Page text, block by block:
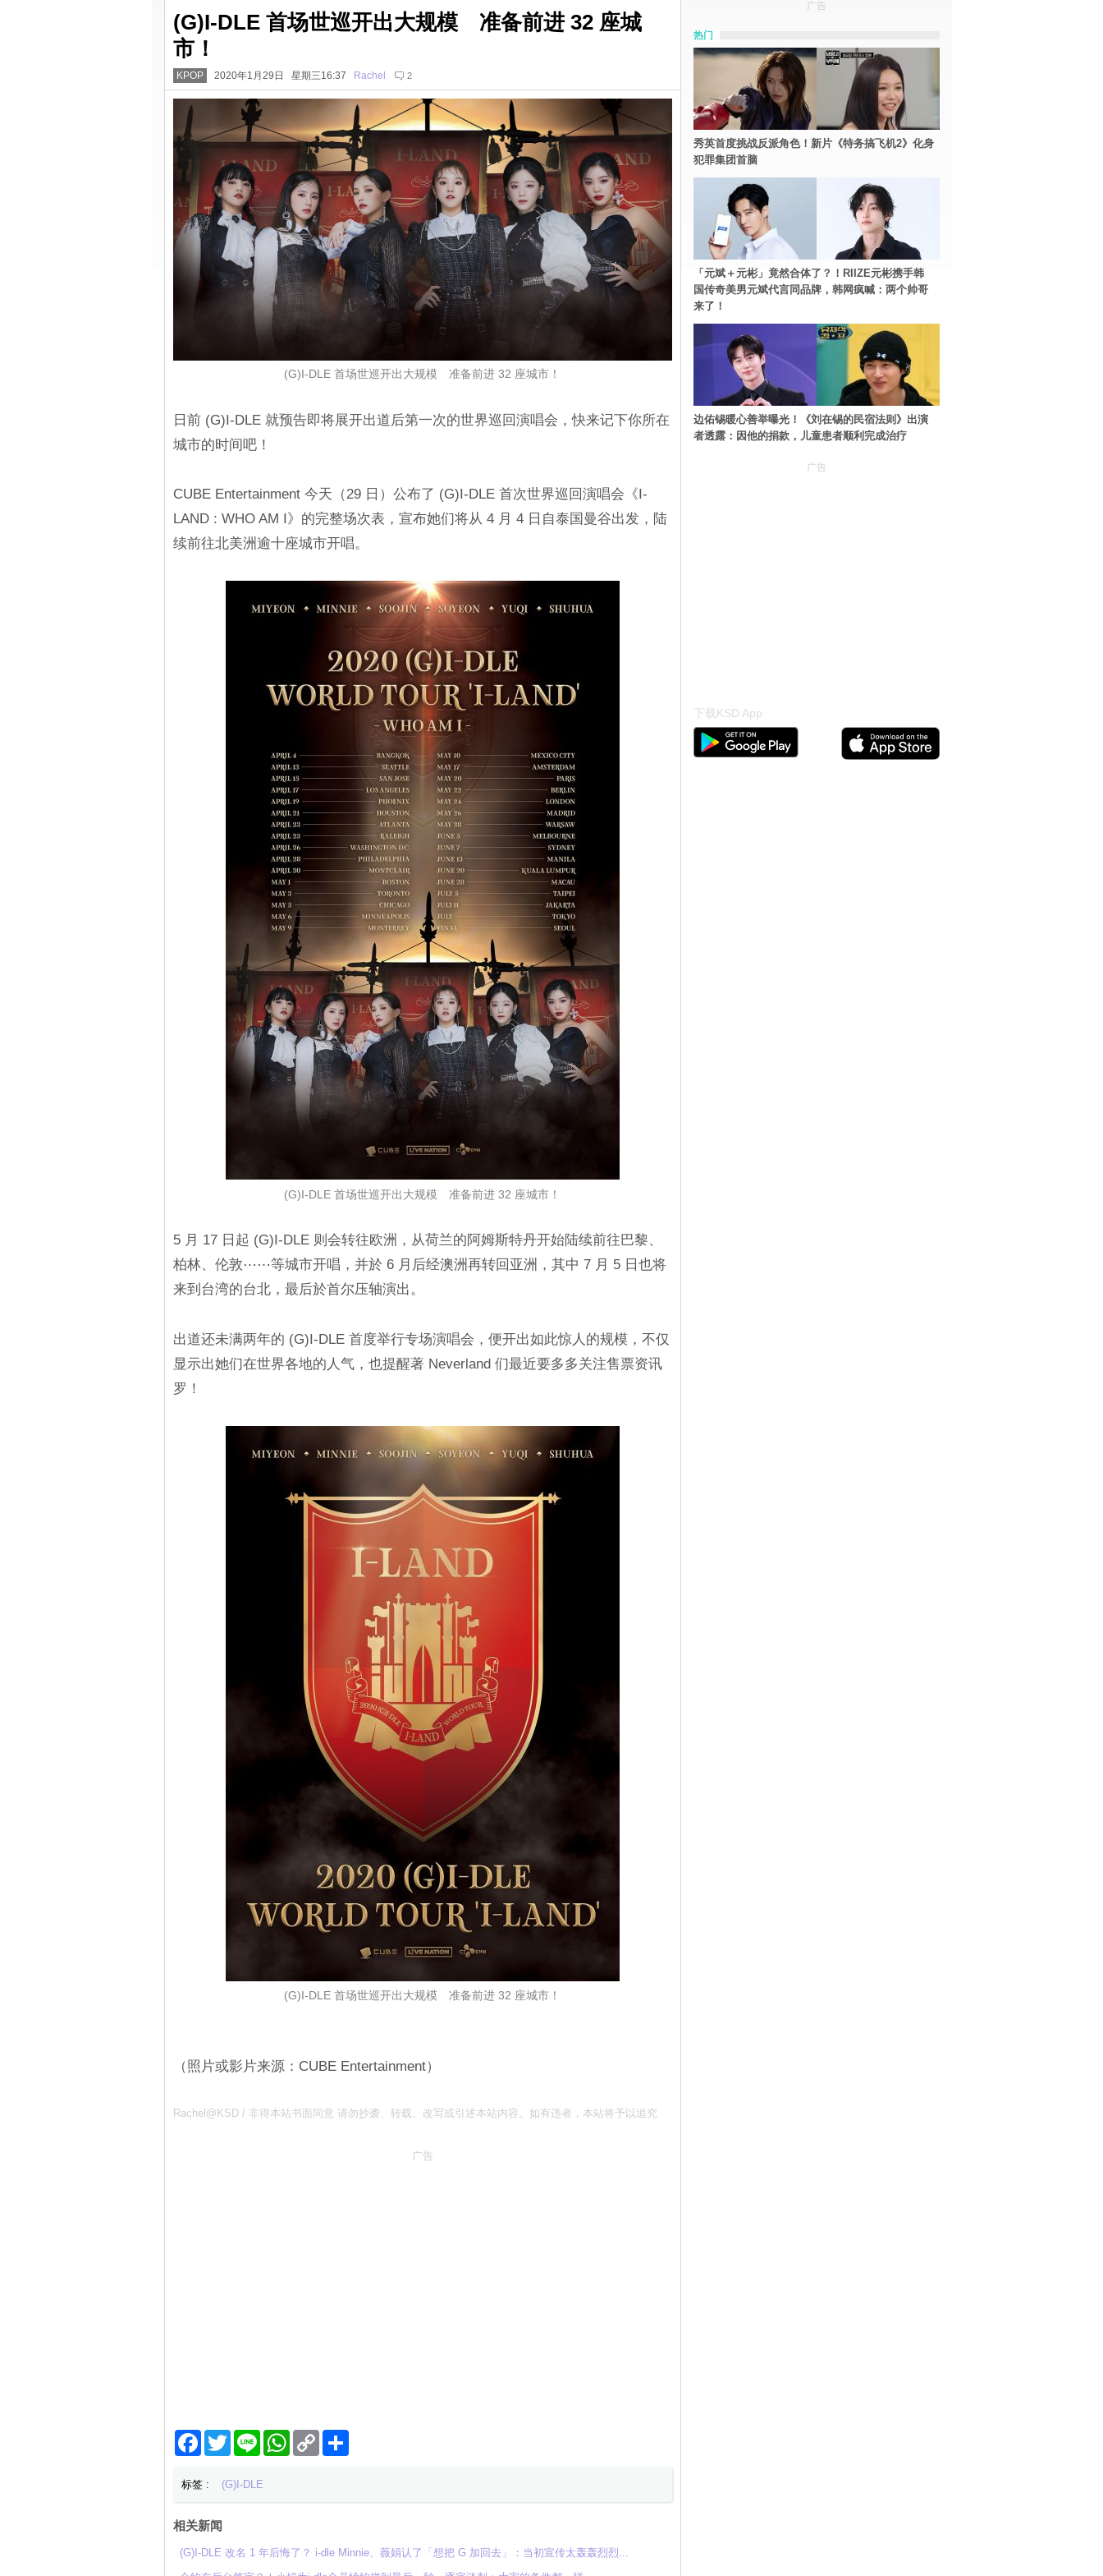
(G)I-DLE 首场世巡开出大规模 准备前进 32 座城
市！
KPOP 2020年1月29日 星期三16:37 Rachel 2
(G)I-DLE 首场世巡开出大规模 准备前进 32 座城市！
日前 (G)I-DLE 就预告即将展开出道后第一次的世界巡回演唱会，快来记下你所在
城市的时间吧！
CUBE Entertainment 今天（29 日）公布了 (G)I-DLE 首次世界巡回演唱会《I-
LAND : WHO AM I》的完整场次表，宣布她们将从 4 月 4 日自泰国曼谷出发，陆
续前往北美洲逾十座城市开唱。
(G)I-DLE 首场世巡开出大规模 准备前进 32 座城市！
5 月 17 日起 (G)I-DLE 则会转往欧洲，从荷兰的阿姆斯特丹开始陆续前往巴黎、
柏林、伦敦⋯⋯等城市开唱，并於 6 月后经澳洲再转回亚洲，其中 7 月 5 日也将
来到台湾的台北，最后於首尔压轴演出。
出道还未满两年的 (G)I-DLE 首度举行专场演唱会，便开出如此惊人的规模，不仅
显示出她们在世界各地的人气，也提醒著 Neverland 们最近要多多关注售票资讯
罗！
(G)I-DLE 首场世巡开出大规模 准备前进 32 座城市！
（照片或影片来源：CUBE Entertainment）
Rachel@KSD / 非得本站书面同意 请勿抄袭、转载、改写或引述本站内容。如有违者，本站将予以追究
广告
Facebook
TwitterLine WhatsApp
Copy
Link
分
标签 : (G)I-DLE
相关新闻
(G)I-DLE 改名 1 年后悔了？ i-dle Minnie、薇娟认了「想把 G 加回去」：当初宣传太轰轰烈烈...
广告
热门
秀英首度挑战反派角色！新片《特务搞飞机2》化身
犯罪集团首脑
「元斌＋元彬」竟然合体了？！RIIZE元彬携手韩
国传奇美男元斌代言同品牌，韩网疯喊：两个帅哥
来了！
边佑锡暖心善举曝光！《刘在锡的民宿法则》出演
者透露：因他的捐款，儿童患者顺利完成治疗
广告
下载KSD App